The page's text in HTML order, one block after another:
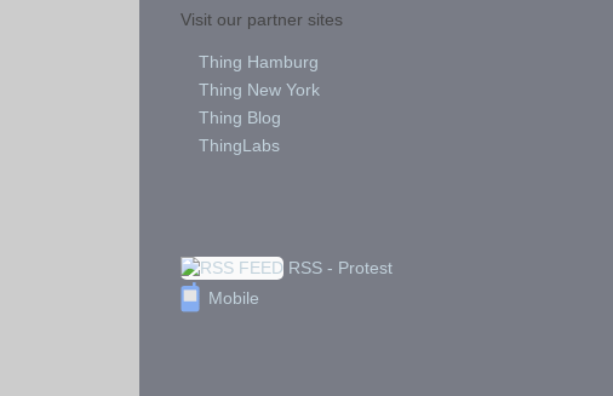
Visit our partner sites
Thing Hamburg
Thing New York
Thing Blog
ThingLabs
RSS - Protest
Mobile